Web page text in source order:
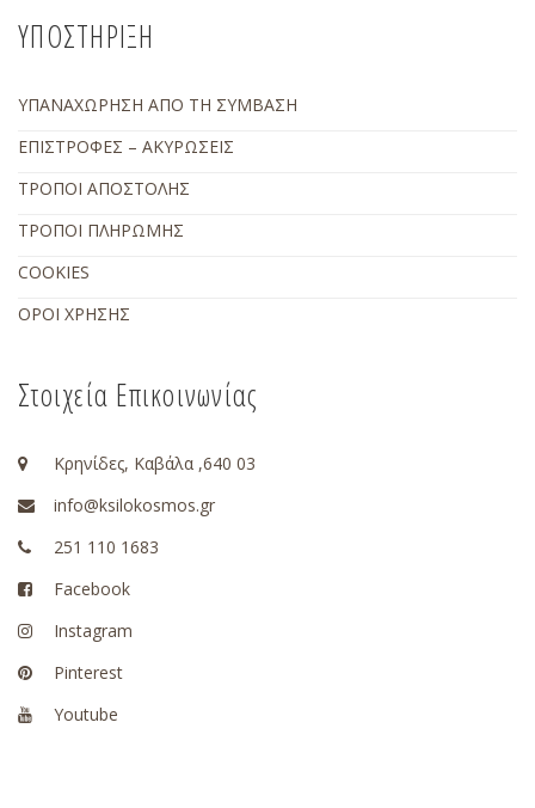
ΥΠΟΣΤΗΡΙΞΗ
ΥΠΑΝΑΧΩΡΗΣΗ ΑΠΟ ΤΗ ΣΥΜΒΑΣΗ
ΕΠΙΣΤΡΟΦΕΣ – ΑΚΥΡΩΣΕΙΣ
ΤΡΟΠΟΙ ΑΠΟΣΤΟΛΗΣ
ΤΡΟΠΟΙ ΠΛΗΡΩΜΗΣ
COOKIES
ΟΡΟΙ ΧΡΗΣΗΣ
Στοιχεία Επικοινωνίας
Κρηνίδες, Καβάλα ,640 03
info@ksilokosmos.gr
251 110 1683
Facebook
Instagram
Pinterest
Youtube